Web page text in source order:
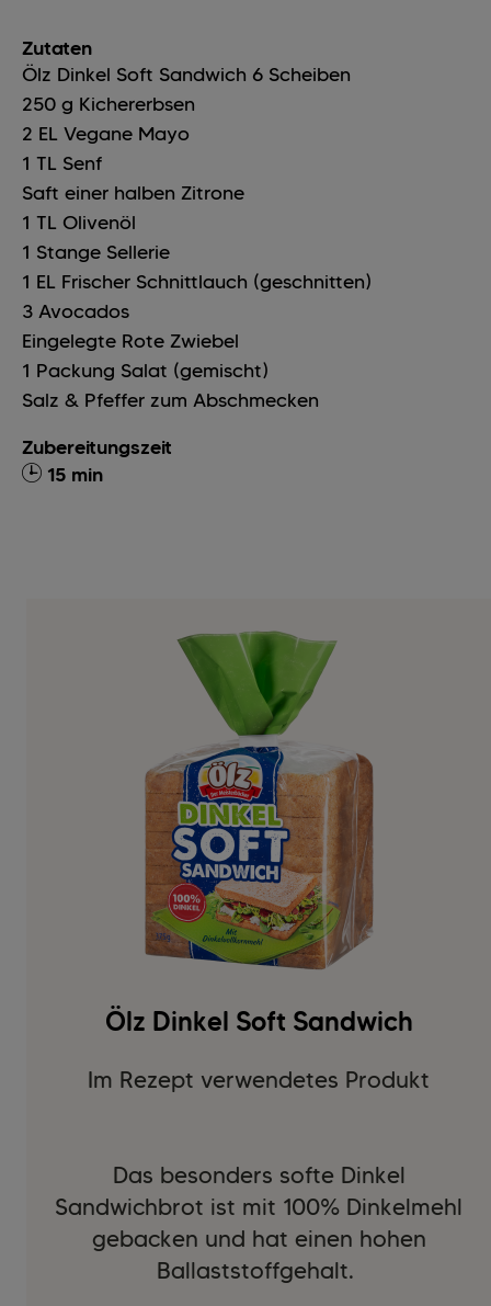
Zutaten
Ölz Dinkel Soft Sandwich 6 Scheiben
250 g Kichererbsen
2 EL Vegane Mayo
1 TL Senf
Saft einer halben Zitrone
1 TL Olivenöl
1 Stange Sellerie
1 EL Frischer Schnittlauch (geschnitten)
3 Avocados
Eingelegte Rote Zwiebel
1 Packung Salat (gemischt)
Salz & Pfeffer zum Abschmecken
Zubereitungszeit
15 min
Ölz Dinkel Soft Sandwich
Im Rezept verwendetes Produkt
Das besonders softe Dinkel
Sandwichbrot ist mit 100% Dinkelmehl
gebacken und hat einen hohen
Ballaststoffgehalt.